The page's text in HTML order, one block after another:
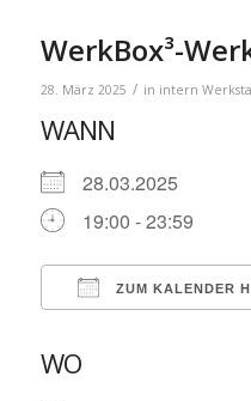
WerkBox³-
28. März 2025 / in intern
WANN
28.03.2025
19:00 - 23:59
ZUM KALENDER
WO